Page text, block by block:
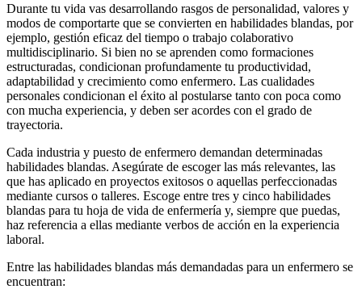
Durante tu vida vas desarrollando rasgos de personalidad, valores y
modos de comportarte que se convierten en habilidades blandas, por
ejemplo, gestión eficaz del tiempo o trabajo colaborativo
multidisciplinario. Si bien no se aprenden como formaciones
estructuradas, condicionan profundamente tu productividad,
adaptabilidad y crecimiento como enfermero. Las cualidades
personales condicionan el éxito al postularse tanto con poca como
con mucha experiencia, y deben ser acordes con el grado de
trayectoria.
Cada industria y puesto de enfermero demandan determinadas
habilidades blandas. Asegúrate de escoger las más relevantes, las
que has aplicado en proyectos exitosos o aquellas perfeccionadas
mediante cursos o talleres. Escoge entre tres y cinco habilidades
blandas para tu hoja de vida de enfermería y, siempre que puedas,
haz referencia a ellas mediante verbos de acción en la experiencia
laboral.
Entre las habilidades blandas más demandadas para un enfermero se
encuentran: